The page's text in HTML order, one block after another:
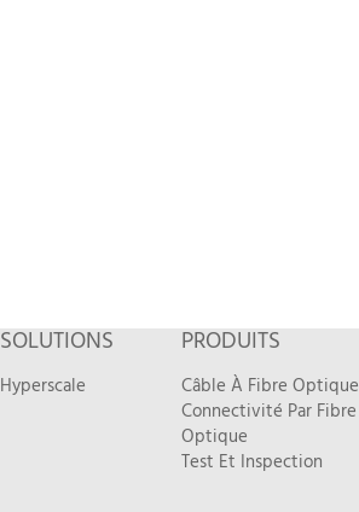
SOLUTIONS
Hyperscale
PRODUITS
Câble À Fibre Optique
Connectivité Par Fibre
Optique
Test Et Inspection